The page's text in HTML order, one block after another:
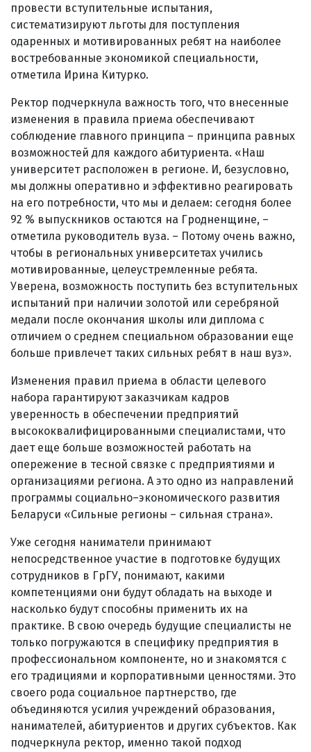
провести вступительные испытания,
систематизируют льготы для поступления
одаренных и мотивированных ребят на наиболее
востребованные экономикой специальности,
отметила Ирина Китурко.
Ректор подчеркнула важность того, что внесенные
изменения в правила приема обеспечивают
соблюдение главного принципа – принципа равных
возможностей для каждого абитуриента. «Наш
университет расположен в регионе. И, безусловно,
мы должны оперативно и эффективно реагировать
на его потребности, что мы и делаем: сегодня более
92 % выпускников остаются на Гродненщине, –
отметила руководитель вуза. – Потому очень важно,
чтобы в региональных университетах учились
мотивированные, целеустремленные ребята.
Уверена, возможность поступить без вступительных
испытаний при наличии золотой или серебряной
медали после окончания школы или диплома с
отличием о среднем специальном образовании еще
больше привлечет таких сильных ребят в наш вуз».
Изменения правил приема в области целевого
набора гарантируют заказчикам кадров
уверенность в обеспечении предприятий
высококвалифицированными специалистами, что
дает еще больше возможностей работать на
опережение в тесной связке с предприятиями и
организациями региона. А это одно из направлений
программы социально–экономического развития
Беларуси «Сильные регионы – сильная страна».
Уже сегодня наниматели принимают
непосредственное участие в подготовке будущих
сотрудников в ГрГУ, понимают, какими
компетенциями они будут обладать на выходе и
насколько будут способны применить их на
практике. В свою очередь будущие специалисты не
только погружаются в специфику предприятия в
профессиональном компоненте, но и знакомятся с
его традициями и корпоративными ценностями. Это
своего рода социальное партнерство, где
объединяются усилия учреждений образования,
нанимателей, абитуриентов и других субъектов. Как
подчеркнула ректор, именно такой подход